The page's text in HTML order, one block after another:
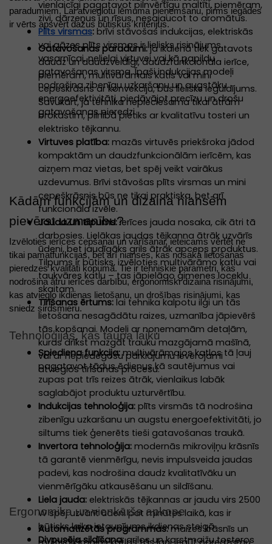
vienlaicīgi pagatavot pilnvērtīgu maltīti, piemēram,
zivi, dārzeņus un rīsus, nesajaucot to aromātus.
Plīts virsmas: brīvi stāvošas indukcijas, elektriskās
vai gāzes plīts virsmas ir lielisks risinājums
vasarnīcai, nelielai virtuvei vai kā papildu
gatavošanas virsma. Īpaši indukcijas modeļi
nodrošina zibenīgu uzkaršanu un augstāku
energoefektivitāti, piedāvājot precīzu un drošu
gatavošanas pieredzi.
paradumiem. Lai atvieglotu lēmuma pieņemšanu, pirms iegādes
ir vērts apsvērt dažus būtiskus kritērijus.
Gatavošanas paradumi:ja ikdienā tiek gatavots
daudz un daudzveidīgi, daudzfunkcionāla ierīce,
piemēram, multivārāmais katls vai mini
cepeškrāsns ar konvekciju, būs lielisks ieguldījums.
Savukārt, ja tehnika nepieciešama tikai ātrām
brokastīm, pilnībā pietiks ar kvalitatīvu tosteri un
elektrisko tējkannu.
Virtuves platība: mazās virtuvēs priekšroka jādod
kompaktām un daudzfunkcionālām ierīcēm, kas
aizņem maz vietas, bet spēj veikt vairākus
uzdevumus. Brīvi stāvošas plīts virsmas un mini
cepeškrāsnis būs ne tikai praktiska, bet arī
funkcionāla izvēle.
Jauda un tilpums:ierīces jauda nosaka, cik ātri tā
darbosies. Lielākas jaudas tējkanna ātrāk uzvārīs
ūdeni, bet jaudīgāks grils ātrāk apceps produktus.
Tilpums ir būtisks, izvēloties multivārāmo katlu vai
taukvāres katlu – tas jāpielāgo ģimenes locekļu
skaitam.
Tīrīšanas ērtums:lai tehnika kalpotu ilgi un tās
lietošana nesagādātu raizes, uzmanība jāpievērš
tās kopšanai. Modeļi ar noņemamām detaļām,
kuras drīkst mazgāt trauku mazgājamā mašīnā,
vai ar nepiedegošu pārklājumu ievērojami
atvieglos tīrīšanas procesu.
Kādām funkcijām un dizaina niansēm
pievērst uzmanību?
Izvēloties ierīcescepšanai un vārīšanai, ieteicams vērtēt ne
tikai pamatfunkcijas, bet arī nianses, kas nosaka lietošanas
pieredzes kvalitāti kopumā. Tie ir tehniskie parametri, kas
nodrošina ātru ierīces darbību, ergonomiski dizaina risinājumi,
kas atvieglo ikdienas lietošanu, un drošības risinājumi, kas
sniedz sirdsmieru.
Tehnoloģijas, kas taupa laiku
Spiediena funkcija:multivārāmajos katlos tā ļauj
pagatavot tādus ēdienus kā sautējumus vai
zupas pat trīs reizes ātrāk, vienlaikus labāk
saglabājot produktu uzturvērtību.
Indukcijas tehnoloģija: plīts virsmās tā nodrošina
zibenīgu uzkaršanu un augstu energoefektivitāti, jo
siltums tiek ģenerēts tieši gatavošanas traukā.
Invertora tehnoloģija: modernās mikroviļņu krāsnīs
tā garantē vienmērīgu, nevis impulsveida jaudas
padevi, kas nodrošina daudz kvalitatīvāku un
vienmērīgāku atkausēšanu un sildīšanu.
Liela jauda: elektriskās tējkannas ar jaudu virs 2500
W spēj uzvārīt ūdeni pat minūtes laikā, kas ir
būtisks laika ietaupījums ikdienas steigā.
Divpusēja sildīšana:grilos un karstmaižu tosteros
Ergonomika un vienkārša apkope
Automatizētās programmas:maizes krāsnīs un